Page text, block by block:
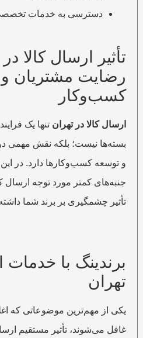
دسترسی به خدمات
تأثیر ارسال کالا
رضایت مشتریان
کسب‌وکار
ارسال کالا در تهرانتنها یک
بسته‌ها نیست؛ بلکه نقش مهمی
و توسعه کسب‌وکارها دارد. در
جنبه‌های کمتر مورد توجه ارسال
تأثیر چشمگیری بر برند شما
برندینگ با خدمات
تهران
یکی از مهم‌ترین موضوعاتی که
غافل می‌شوند، تأثیر مستقیم